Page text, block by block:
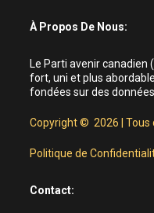
À Propos De Nous:
Le Parti avenir canadien
fort, uni et plus
fondées sur des
Copyright © 2026 | Tous
Politique de
Contact: